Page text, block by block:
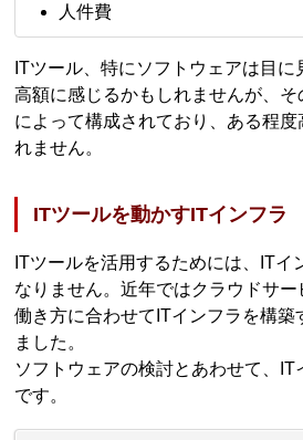
人件費
ITツール、特にソフトウェアは目に
高額に感じるかもしれませんが、
によって構成されており、ある程
れません。
ITツールを動かすITインフラ
ITツールを活用するためには、ITイ
なりません。近年ではクラウドサ
働き方に合わせてITインフラを構築
ました。
ソフトウェアの検討とあわせて、
です。